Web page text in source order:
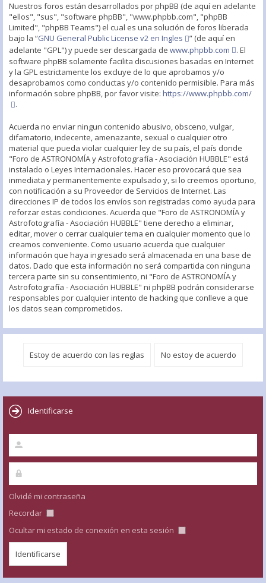
Nuestros foros están desarrollados por phpBB (de aquí en adelante
"ellos", "sus", "software phpBB", "www.phpbb.com", "phpBB
Limited", "phpBB Teams") el cual es una solución de foros liberada
bajo la “GNU General Public License v2 en Ingles
” (de aquí en
adelante "GPL") y puede ser descargada de www.phpbb.com
. El
software phpBB solamente facilita discusiones basadas en Internet
y la GPL estrictamente los excluye de lo que aprobamos y/o
desaprobamos como conductas y/o contenido permisible. Para más
información sobre phpBB, por favor visite: https://www.phpbb.com/
.
Acuerda no enviar ningun contenido abusivo, obsceno, vulgar,
difamatorio, indecente, amenazante, sexual o cualquier otro
material que pueda violar cualquier ley de su país, el país donde
"Foro de ASTRONOMÍA y Astrofotografía - Asociación HUBBLE" está
instalado o Leyes Internacionales. Hacer eso provocará que sea
inmediata y permanentemente expulsado y, si lo creemos oportuno,
con notificación a su Proveedor de Servicios de Internet. Las
direcciones IP de todos los envíos son registradas como ayuda para
reforzar estas condiciones. Acuerda que "Foro de ASTRONOMÍA y
Astrofotografía - Asociación HUBBLE" tiene derecho a eliminar,
editar, mover o cerrar cualquier tema en cualquier momento que lo
creamos conveniente. Como usuario acuerda que cualquier
información que haya ingresado será almacenada en una base de
datos. Dado que esta información no será compartida con ninguna
tercera parte sin su consentimiento, ni "Foro de ASTRONOMÍA y
Astrofotografía - Asociación HUBBLE" ni phpBB podrán considerarse
responsables por cualquier intento de hacking que conlleve a que
los datos sean comprometidos.
Identificarse
Olvidé mi contraseña
Recordar
Ocultar mi estado de conexión en esta sesión